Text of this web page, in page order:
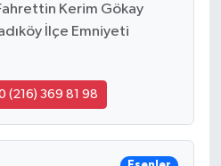
Kerim Gökay
İlçe Emniyeti
(216) 369 81 98